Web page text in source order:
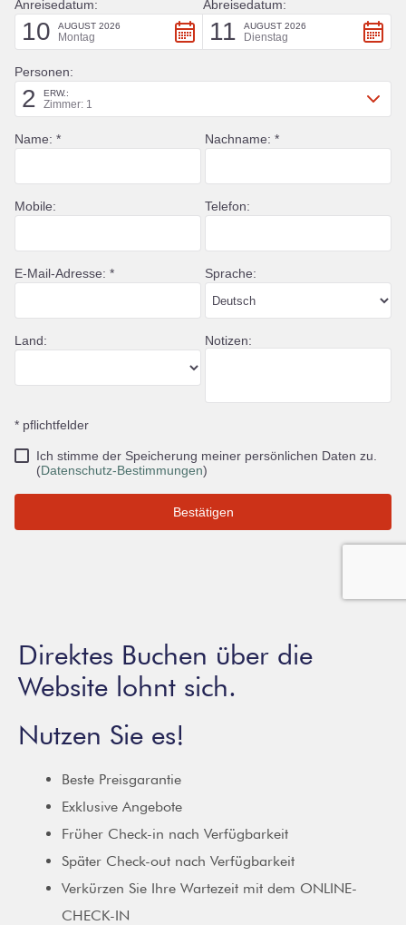
Direktes Buchen über die
Website lohnt sich.
Nutzen Sie es!
Beste Preisgarantie
Exklusive Angebote
Früher Check-in nach Verfügbarkeit
Später Check-out nach Verfügbarkeit
Verkürzen Sie Ihre Wartezeit mit dem ONLINE-
CHECK-IN